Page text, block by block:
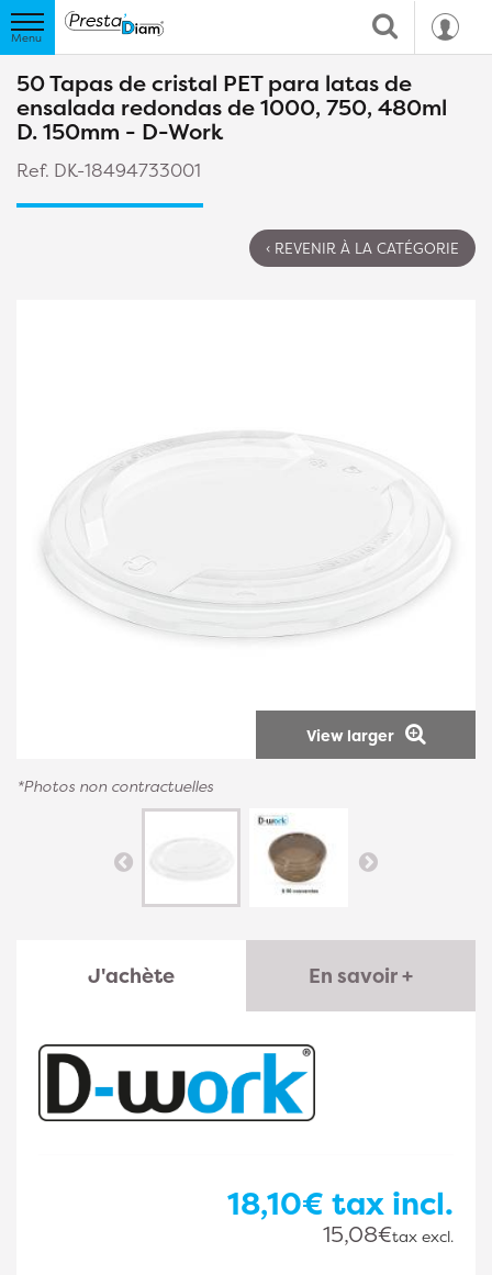
50 Tapas de cristal PET para latas de
ensalada redondas de 1000, 750, 480ml
D. 150mm - D-Work
Ref. DK-18494733001
‹ REVENIR À LA CATÉGORIE
View larger
*Photos non contractuelles
J'achète En savoir +
18,10€ tax incl.
15,08€tax excl.